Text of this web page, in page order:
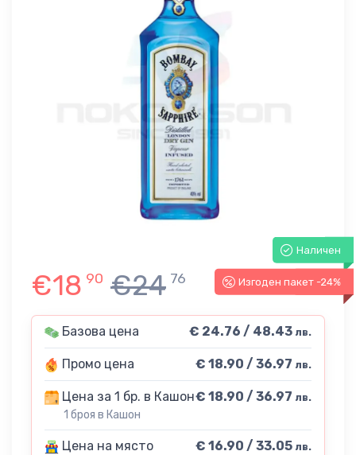
Наличен
-24%
Изгоден пакет -24%
€18 90 €24 76
Базова цена € 24.76 / 48.43 лв.
Промо цена € 18.90 / 36.97 лв.
Цена за 1 бр. в Кашон
1 броя в Кашон
€ 18.90 / 36.97 лв.
Цена на място € 16.90 / 33.05 лв.